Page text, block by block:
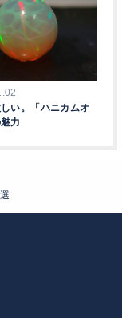
い。「ハニカムオ
力